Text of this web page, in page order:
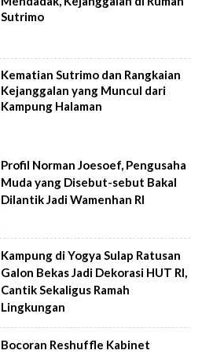
Sutrimo
Kematian Sutrimo dan Rangkaian
Kejanggalan yang Muncul dari
Kampung Halaman
Profil Norman Joesoef, Pengusaha
Muda yang Disebut-sebut Bakal
Dilantik Jadi Wamenhan RI
Kampung di Yogya Sulap Ratusan
Galon Bekas Jadi Dekorasi HUT RI,
Cantik Sekaligus Ramah
Lingkungan
Bocoran Reshuffle Kabinet